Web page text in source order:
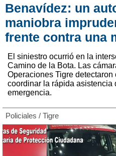
Benavídez: un
maniobra
frente contra una
El siniestro ocurrió en la
Camino de la Bota. Las
Operaciones Tigre
coordinar la rápida asistencia
emergencia.
Policiales / Tigre